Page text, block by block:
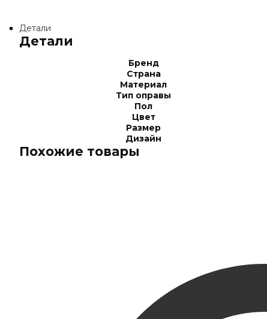
Детали
Детали
Бренд
Страна
Материал
Тип оправы
Пол
Цвет
Размер
Дизайн
Похожие товары